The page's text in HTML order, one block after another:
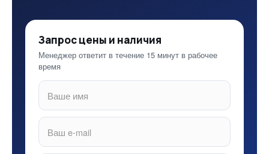
Запрос цены и наличия
Менеджер ответит в течение 15 минут в рабочее
время